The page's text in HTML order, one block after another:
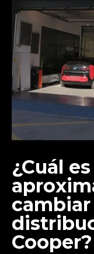
¿Cuál
Cooper?